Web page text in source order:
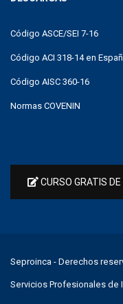
Código ASCE/SEI 7-16
Código ACI 318-14 en
Código AISC 360-16
Normas COVENIN
CURSO GRATIS
Seproinca - Derechos
Servicios Profesionales de